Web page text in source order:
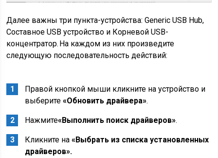
Далее важны три пункта-устройства: Generic USB Hub,
Составное USB устройство и Корневой USB-
концентратор. На каждом из них произведите
следующую последовательность действий:
Правой кнопкой мыши кликните на устройство и
выберите«Обновить драйвера».
Нажмите«Выполнить поиск драйверов».
Кликните на«Выбрать из списка установленных
драйверов».